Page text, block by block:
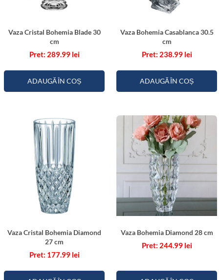
Vaza Cristal Bohemia Blade 30
cm
289.99 lei
ADAUGĂ ÎN COȘ
Vaza Bohemia Casablanca 30.5
cm
238.99 lei
ADAUGĂ ÎN COȘ
Vaza Cristal Bohemia Diamond
27 cm
177.99 lei
Vaza Bohemia Diamond 28 cm
244.99 lei